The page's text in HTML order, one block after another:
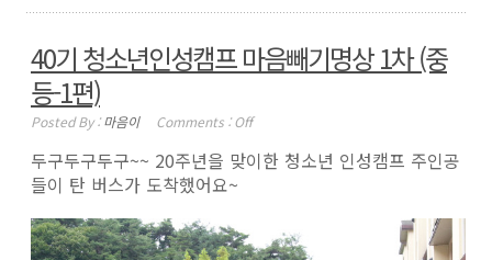
40기 청소년인성캠프 마음빼기명상 1차 (중
등-1편)
Posted By :마음이 Comments :Off
두구두구두구~~ 20주년을 맞이한 청소년 인성캠프 주인공
들이 탄 버스가 도착했어요~